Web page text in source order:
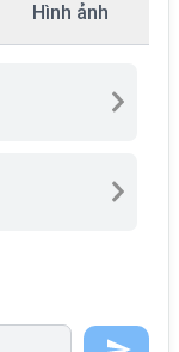
Hình ảnh